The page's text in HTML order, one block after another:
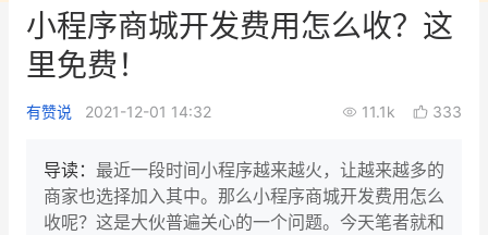
新零售大会
增长产品指南
小程序商城开发费用怎么收？这
里免费！
有赞说 2021-12-01 14:32 11.1k 333
导读： 最近一段时间小程序越来越火，让越来越多的
商家也选择加入其中。那么小程序商城开发费用怎么
收呢？这是大伙普遍关心的一个问题。今天笔者就和